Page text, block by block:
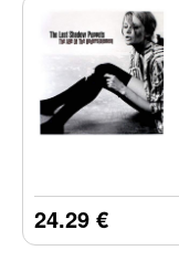
24.29 €